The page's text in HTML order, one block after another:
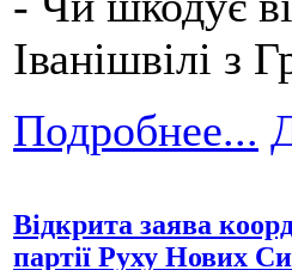
Іванішвілі з
Подробнее...
Відкрита заява
партії Руху Нових